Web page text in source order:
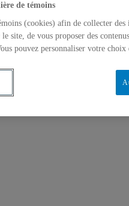
de témoins
(cookies) afin de collecter
site, de vous proposer des
pouvez personnaliser votre choix